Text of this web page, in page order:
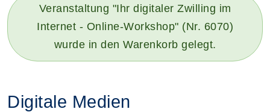
Veranstaltung "Ihr digitaler Zwilling im
Internet - Online-Workshop" (Nr. 6070)
wurde in den Warenkorb gelegt.
Digitale Medien